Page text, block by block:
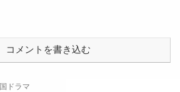
コメントを書き込む
ドラマ